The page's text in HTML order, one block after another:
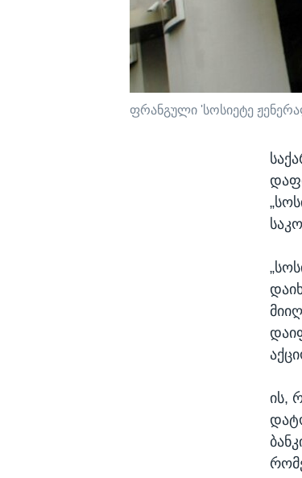
ფრანგული 'სოსიეტე
ის,